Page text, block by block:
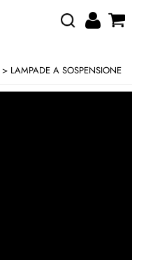
LAMPADE A SOSPENSIONE